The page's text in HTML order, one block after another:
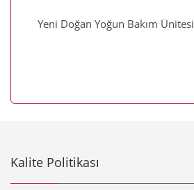
Yeni Doğan Yoğun Bakım Ünitesi
Kalite Politikası